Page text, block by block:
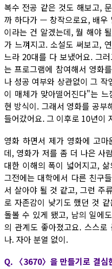
복수 전공 같은 것도 해보고,
까 하다가 — 창작으로요, 배우
이라는 건 알겠는데, 뭘 해야
가 느껴지고. 소설도 써보고,
느라 20대를 다 보냈어요. 그
는 프로그램에 참여해서 영화
나 성공 여부와 상관없이 그
이 매체가 맞아떨어진다"는
현 방식이. 그래서 영화를 공부
들어갔어요. 그 이후로 10년이
영화 하면서 제가 영화에 고
데, 영화가 저를 좀 더 나은 사
대한 이해의 폭이 넓어지고,
그전에는 대학에서 다른 친구
서 살아야 될 것 같고, 그런 주
로 자존감이 낮기도 했던 것
돌볼 수 있게 됐고, 남의 일에
의 관계도 좋아졌고요. 스스
나. 자아 분열 없이.
Q. 〈3670〉을 만들기로 결심